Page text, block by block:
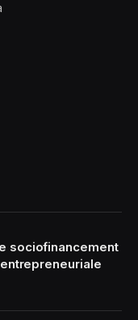
sociofinancement